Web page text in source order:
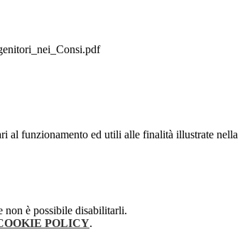
al funzionamento ed utili alle finalità illustrate nella
non è possibile disabilitarli.
POLICY.